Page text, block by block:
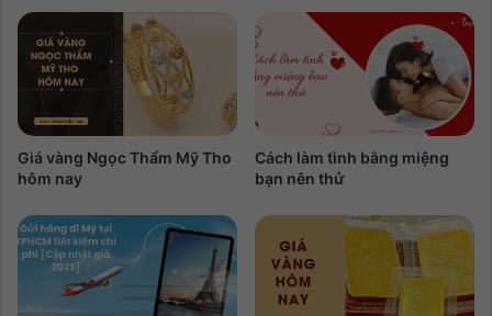
Giá vàng Ngọc Thẩm Mỹ Tho
hôm nay
Cách làm tình bằng miệng
bạn nên thử